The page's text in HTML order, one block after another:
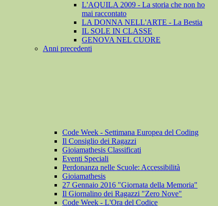
L'AQUILA 2009 - La storia che non ho
mai raccontato
LA DONNA NELL'ARTE - La Bestia
IL SOLE IN CLASSE
GENOVA NEL CUORE
Anni precedenti
Code Week - Settimana Europea del Coding
Il Consiglio dei Ragazzi
Gioiamathesis Classificati
Eventi Speciali
Perdonanza nelle Scuole: Accessibilità
Gioiamathesis
27 Gennaio 2016 "Giornata della Memoria"
Il Giornalino dei Ragazzi "Zero Nove"
Code Week - L'Ora del Codice